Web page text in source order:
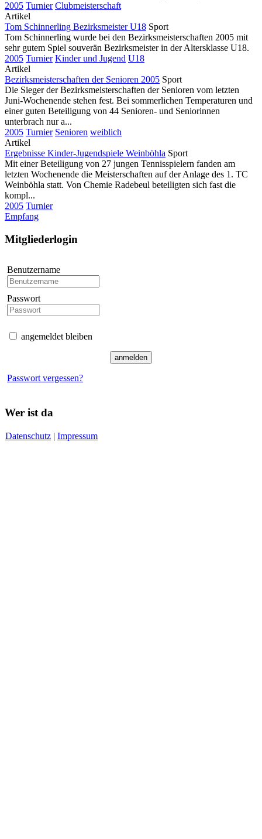
2005 Turnier Clubmeisterschaft
Artikel
Tom Schinnerling Bezirksmeister U18 Sport
Tom Schinnerling wurde bei den Bezirksmeisterschaften 2005 mit
sehr gutem Spiel souverän Bezirksmeister in der Altersklasse U18.
2005 Turnier Kinder und Jugend U18
Artikel
Bezirksmeisterschaften der Senioren 2005 Sport
Die Sieger der Bezirksmeisterschaften der Senioren vom letzten
Juni-Wochenende stehen fest. Bei sommerlichen Temperaturen und
einer guten Beteiligung von 44 Senioren- und Seniorinnen
unterbrach nur a...
2005 Turnier Senioren weiblich
Artikel
Ergebnisse Kinder-Jugendspiele Weinböhla Sport
Mit einer Beteiligung von 27 jungen Tennisspielern fanden am
letzten Wochenende die Meisterschaften auf der Anlage des 1. TC
Weinböhla statt. Von Chemie Radebeul beteiligten sich fast die
kompl...
2005 Turnier
Empfang
Mitgliederlogin
Benutzername
Passwort
angemeldet bleiben
Passwort vergessen?
Wer ist da
Datenschutz | Impressum